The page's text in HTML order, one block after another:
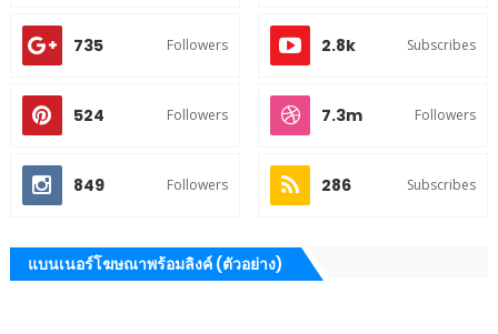
735 Followers 2.8k Subscribes
524 Followers 7.3m Followers
849 Followers 286 Subscribes
แบนเนอร์โฆษณาพร้อมลิงค์ (ตัวอย่าง)